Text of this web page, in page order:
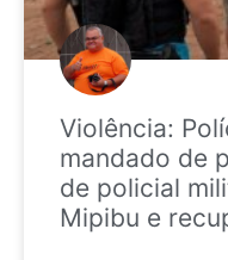
Violência:
mandado de
de policial
Mipibu e